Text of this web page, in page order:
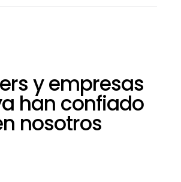
y empresas
han confiado
nosotros